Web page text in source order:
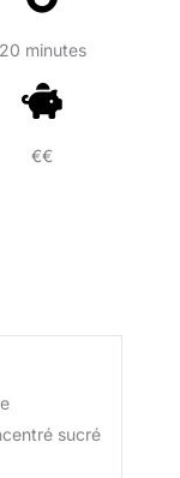
20 minutes
€€
sucré